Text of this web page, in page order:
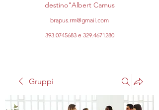
destino"Albert Camus
brapus.rm@gmail.com
393.0745683e 329.4671280
Gruppi